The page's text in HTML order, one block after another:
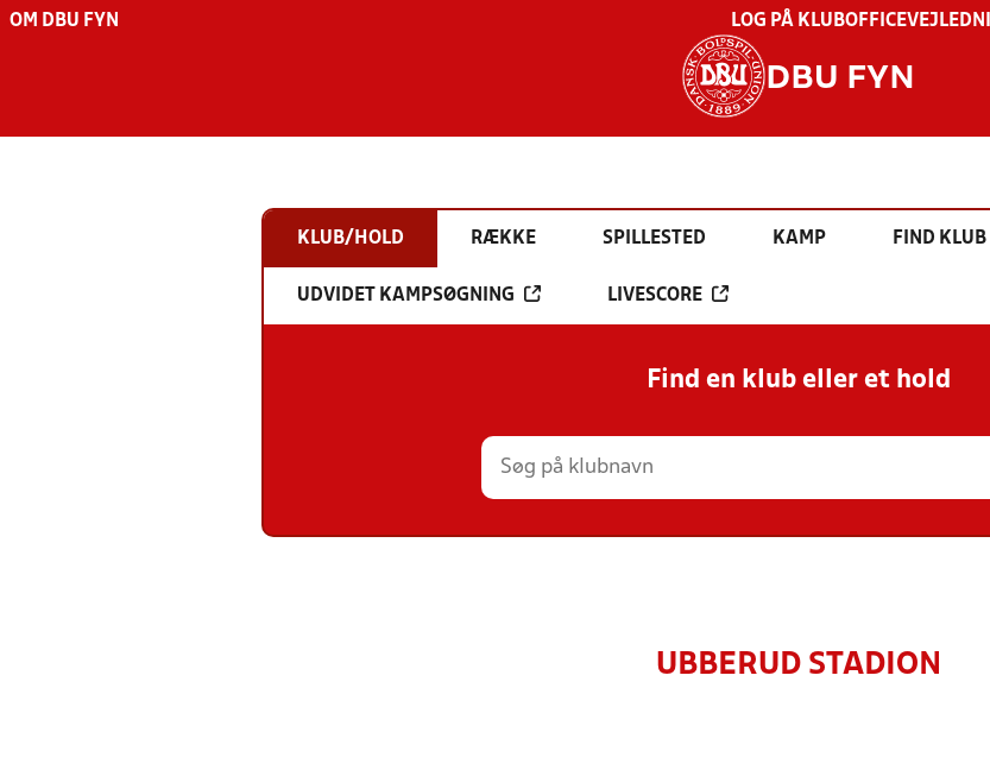
OM DBU FYN LOG PÅ KLUBOFFICE
DBU FYN
KLUB/HOLD RÆKKE SPILLESTED KAMP FIND
UDVIDET KAMPSØGNING LIVESCORE
Find en klub eller et hold
UBBERUD STADION